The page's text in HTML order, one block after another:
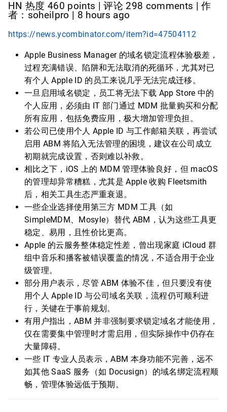
HN 热度 460 points | 评论 298 comments | 作
者：soheilpro | 8 hours ago
https://news.ycombinator.com/item?id=47504112
Apple Business Manager 的域名锁定流程体验极差，
过程充满错误、陷阱和无法取消的死循环，尤其对已
有个人 Apple ID 的员工来说几乎无法完成迁移。
一旦启用域名锁定，员工将无法下载 App Store 中的
个人应用，必须由 IT 部门通过 MDM 批量购买和分配
所有应用，包括免费应用，极大增加管理负担。
若公司已使用个人 Apple ID 与工作邮箱关联，再尝试
启用 ABM 将陷入无法管理的困境，建议在公司成立
初期就完成设置，否则难以补救。
相比之下，iOS 上的 MDM 管理体验良好，但 macOS
的管理却异常糟糕，尤其是 Apple 收购 Fleetsmith
后，相关工具生态严重衰退。
一些企业选择使用第三方 MDM 工具（如
SimpleMDM、Mosyle）替代 ABM，认为这些工具更
稳定、易用，且性价比更高。
Apple 的云服务整体稳定性差，曾出现家庭 iCloud 群
组中音乐和播客被错误覆盖的情况，不适合用于企业
级管理。
部分用户表示，尽管 ABM 体验不佳，但只要没有使
用个人 Apple ID 与公司域名关联，流程仍可顺利进
行，关键在于事前规划。
有用户指出，ABM 并非强制要求锁定域名才能使用，
仅在需要集中管理时才需启用，但实际操作中仍存在
大量障碍。
一些 IT 专业人员表示，ABM 本身功能不完善，远不
如其他 SaaS 服务（如 Docusign）的域名绑定流程顺
畅，管理体验远低于预期。